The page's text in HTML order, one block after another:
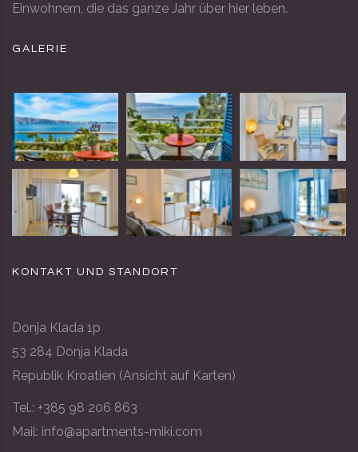
Einwohnern, die das ganze Jahr über hier leben.
GALERIE
KONTAKT UND STANDORT
Donja Klada 1p
53 284 Donja Klada
Republik Kroatien (Ansicht auf Karten)
Tel.: +385 98 206 863
Mail: info@apartments-miki.com